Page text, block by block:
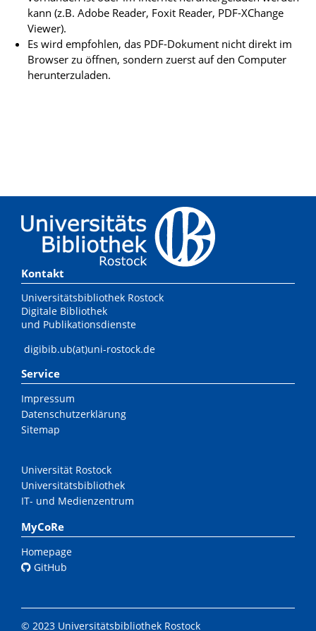
kann (z.B. Adobe Reader, Foxit Reader, PDF-XChange
Viewer).
Es wird empfohlen, das PDF-Dokument nicht direkt im
Browser zu öffnen, sondern zuerst auf den Computer
herunterzuladen.
Kontakt
Universitätsbibliothek Rostock
Digitale Bibliothek
und Publikationsdienste
digibib.ub(at)uni-rostock.de
Service
Impressum
Datenschutzerklärung
Sitemap
Universität Rostock
Universitätsbibliothek
IT- und Medienzentrum
MyCoRe
Homepage
GitHub
© 2023 Universitätsbibliothek Rostock